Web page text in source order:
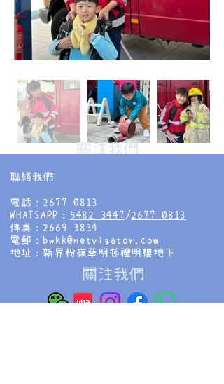
​關注我們
聯絡我們
電話：2677 0813
WHATSAPP： 5482 3447 /2677 0813
傳真：2669 3834
電郵： bwkk@netvigator.com
地址：新界粉嶺華明邨禮明樓地下
​關注我們